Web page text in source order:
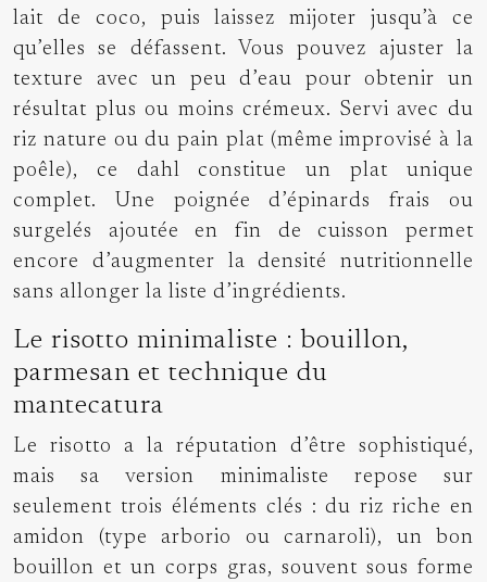
lait de coco, puis laissez mijoter jusqu’à ce
qu’elles se défassent. Vous pouvez ajuster la
texture avec un peu d’eau pour obtenir un
résultat plus ou moins crémeux. Servi avec du
riz nature ou du pain plat (même improvisé à la
poêle), ce dahl constitue un plat unique
complet. Une poignée d’épinards frais ou
surgelés ajoutée en fin de cuisson permet
encore d’augmenter la densité nutritionnelle
sans allonger la liste d’ingrédients.
Le risotto minimaliste : bouillon,
parmesan et technique du
mantecatura
Le risotto a la réputation d’être sophistiqué,
mais sa version minimaliste repose sur
seulement trois éléments clés : du riz riche en
amidon (type arborio ou carnaroli), un bon
bouillon et un corps gras, souvent sous forme